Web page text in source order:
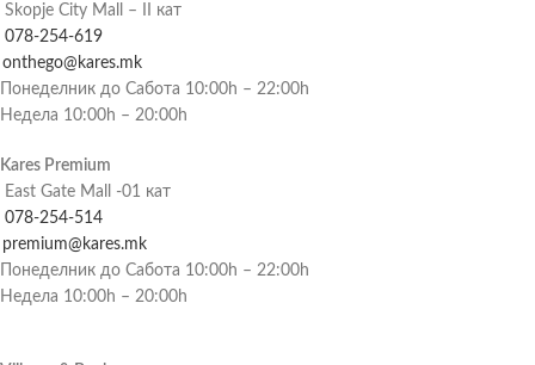
Skopje City Mall – II кат
078-254-619
onthego@kares.mk
Понеделник до Сабота 10:00h – 22:00h
Недела 10:00h – 20:00h
Kares Premium
East Gate Mall -01 кат
078-254-514
premium@kares.mk
Понеделник до Сабота 10:00h – 22:00h
Недела 10:00h – 20:00h